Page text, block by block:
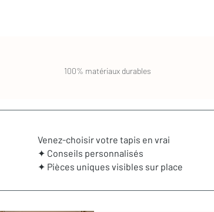
100% matériaux durables
Venez-choisir votre tapis en vrai
✦ Conseils personnalisés
✦ Pièces uniques visibles sur place